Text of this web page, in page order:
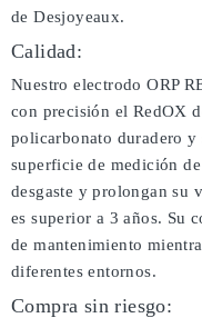
de Desjoyeaux.
Calidad:
Nuestro electrodo ORP
con precisión el RedOX
policarbonato duradero y
superficie de medición
desgaste y prolongan su
es superior a 3 años. Su
de mantenimiento
diferentes entornos.
Compra sin riesgo: